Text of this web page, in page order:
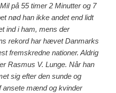
på 55 timer 2 Minutter og 7
nød han ikke andet end lidt
ind i ham, mens der
rekord har hævet Danmarks
fremskredne nationer. Aldrig
Rasmus V. Lunge. Når han
sig efter den sunde og
ansete mænd og kvinder